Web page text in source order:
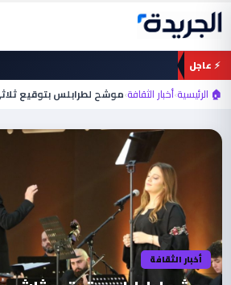
تخطي
المحتوى
⚡ عاجل
🏠 الرئيسية›أخبار الثقافة›موشح لطرابلس بتوقيع
أخبار الثقافة